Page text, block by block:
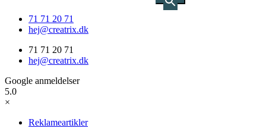
71 71 20 71
hej@creatrix.dk
71 71 20 71
hej@creatrix.dk
Google anmeldelser
5.0
×
Reklameartikler